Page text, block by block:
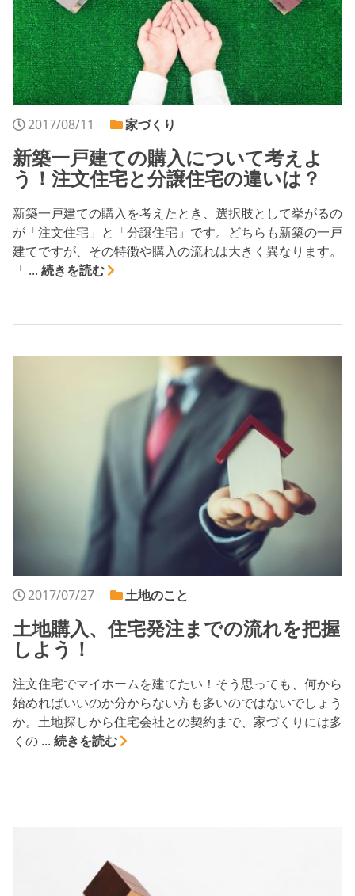
2017/08/11 家づくり
新築一戸建ての購入について考えよ
う！注文住宅と分譲住宅の違いは？
新築一戸建ての購入を考えたとき、選択肢として挙がるの
が「注文住宅」と「分譲住宅」です。どちらも新築の一戸
建てですが、その特徴や購入の流れは大きく異なります。
「 ... 続きを読む
2017/07/27 土地のこと
土地購入、住宅発注までの流れを把握
しよう！
注文住宅でマイホームを建てたい！そう思っても、何から
始めればいいのか分からない方も多いのではないでしょう
か。土地探しから住宅会社との契約まで、家づくりには多
くの ... 続きを読む